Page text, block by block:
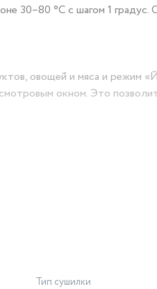
30–80 °С с шагом 1
овощей и мяса и режим
окном. Это
для жидкости. Поддоны
Тип сушилки